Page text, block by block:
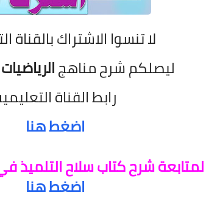
لا تنسوا الاشتراك بالقناة
ليصلكم شرح مناهجالرياضيات
رابط القناة
اضغط هنا
لمتابعة شرح كتاب سلاح التلميذ
اضغط هنا